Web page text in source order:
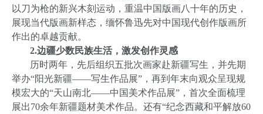
以刀为枪的新兴木刻运动，重温中国版画八十年的历史，
展现当代版画新样态，缅怀鲁迅先对中国现代创作版画所
作出的卓越贡献。
2.边疆少数民族生活，激发创作灵感
历时两年，先后组织五批次画家赴新疆写生，并先期
举办“阳光新疆——写生作品展”，再到年末向观众呈现规
模宏大的“天山南北——中国美术作品展”，首次全面梳理
展出70余年新疆题材美术作品。还有“纪念西藏和平解放60